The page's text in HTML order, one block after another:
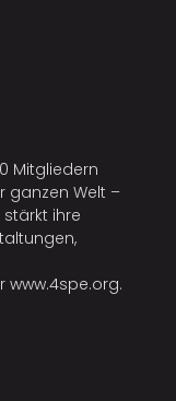
Mitgliedern
ganzen Welt –
ihre
www.4spe.org.